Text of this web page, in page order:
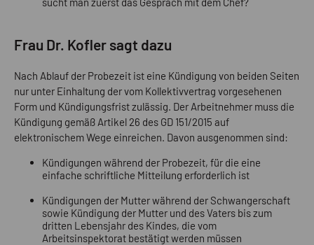
Frau Dr. Kofler sagt dazu
Nach Ablauf der Probezeit ist eine Kündigung von beiden Seiten
nur unter Einhaltung der vom Kollektivvertrag vorgesehenen
Form und Kündigungsfrist zulässig. Der Arbeitnehmer muss die
Kündigung gemäß Artikel 26 des GD 151/2015 auf
elektronischem Wege einreichen. Davon ausgenommen sind:
Kündigungen während der Probezeit, für die eine
einfache schriftliche Mitteilung erforderlich ist
Kündigungen der Mutter während der Schwangerschaft
sowie Kündigung der Mutter und des Vaters bis zum
dritten Lebensjahr des Kindes, die vom
Arbeitsinspektorat bestätigt werden müssen